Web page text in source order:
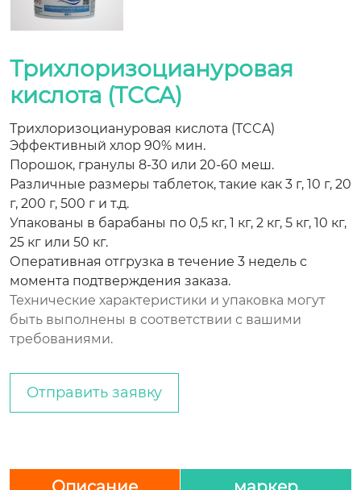
Трихлоризоциануровая
кислота (TCCA)
Трихлоризоциануровая кислота (TCCA)
Эффективный хлор 90% мин.
Порошок, гранулы 8-30 или 20-60 меш.
Различные размеры таблеток, такие как 3 г, 10 г, 20
г, 200 г, 500 г и т.д.
Упакованы в барабаны по 0,5 кг, 1 кг, 2 кг, 5 кг, 10 кг,
25 кг или 50 кг.
Оперативная отгрузка в течение 3 недель с
момента подтверждения заказа.
Технические характеристики и упаковка могут
быть выполнены в соответствии с вашими
требованиями.
Отправить заявку